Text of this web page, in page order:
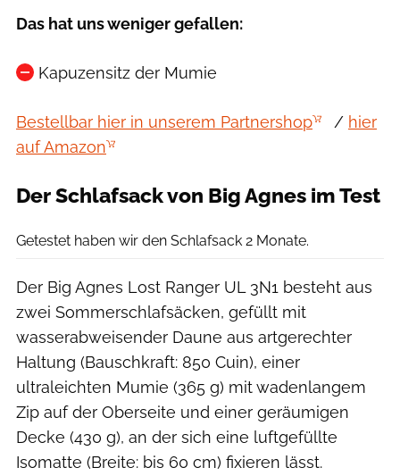
Das hat uns weniger gefallen:
Kapuzensitz der Mumie
Bestellbar hier in unserem Partnershop / hier
auf Amazon
Der Schlafsack von Big Agnes im Test
Getestet haben wir den Schlafsack 2 Monate.
Der Big Agnes Lost Ranger UL 3N1 besteht aus
zwei Sommerschlafsäcken, gefüllt mit
wasserabweisender Daune aus artgerechter
Haltung (Bauschkraft: 850 Cuin), einer
ultraleichten Mumie (365 g) mit wadenlangem
Zip auf der Oberseite und einer geräumigen
Decke (430 g), an der sich eine luftgefüllte
Isomatte (Breite: bis 60 cm) fixieren lässt.